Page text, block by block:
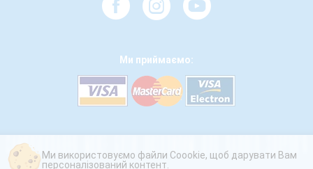
Ми приймаємо:
Ми використовуємо файли Coookie, щоб дарувати Вам
персоналізований контент.